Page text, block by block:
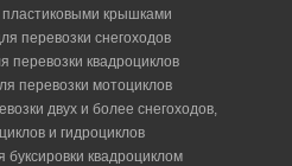
крышками
перевозки снегоходов
перевозки квадроциклов
перевозки мотоциклов
двух и более снегоходов,
и гидроциклов
квадроциклом